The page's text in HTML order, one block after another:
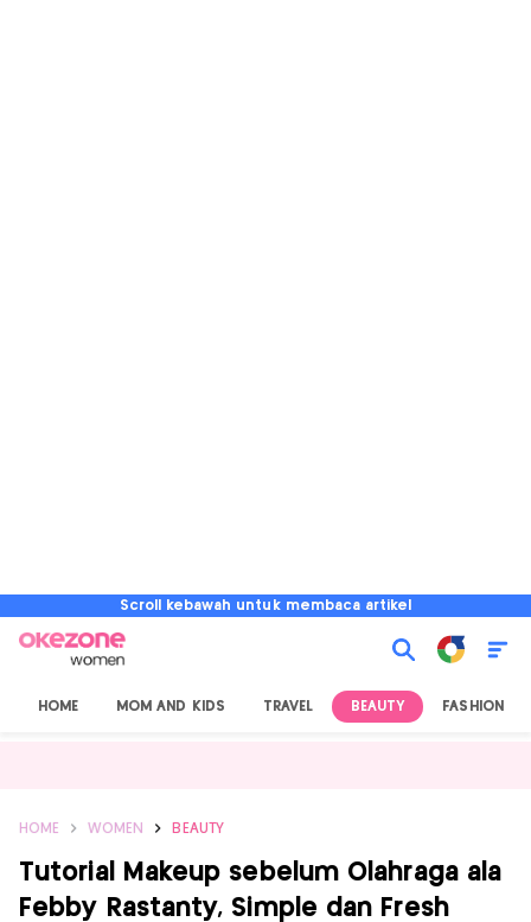
Scroll kebawah untuk membaca artikel
HOME MOM AND KIDS TRAVEL BEAUTY FASHION
HOME WOMEN BEAUTY
Tutorial Makeup sebelum Olahraga ala
Febby Rastanty, Simple dan Fresh